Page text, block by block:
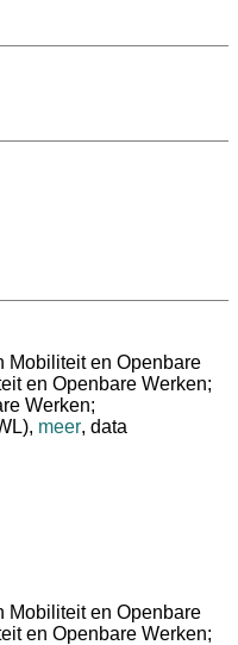
Mobiliteit en Openbare
en Openbare Werken;
Werken;
, meer, data
Mobiliteit en Openbare
en Openbare Werken;